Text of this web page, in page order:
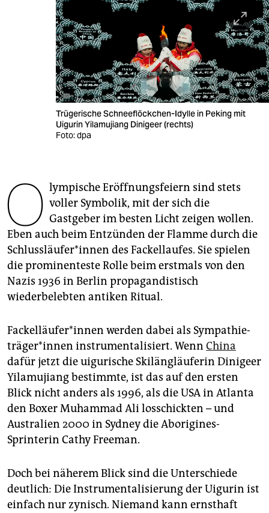
wahrheit
veranstaltungen
fragen & hilfe
abo
genossenschaft
epaper login
Trügerische Schneeflöckchen-Idylle in Peking mit
Uigurin Yilamujiang Dinigeer (rechts)
Foto: dpa
O lympische Eröffnungsfeiern sind stets
voller Symbolik, mit der sich die
Gastgeber im besten Licht zeigen wollen.
Eben auch beim Entzünden der Flamme durch die
Schluss­läu­fe­r*in­nen des Fackellaufes. Sie spielen
die prominenteste Rolle beim erstmals von den
Nazis 1936 in Berlin propagandistisch
wiederbelebten antiken Ritual.
Fa­ckel­läu­fe­r*in­nen werden dabei als Sym­pa­thie­
trä­ge­r*in­nen instrumentalisiert. Wenn China
dafür jetzt die uigurische Skilängläuferin Dinigeer
Yilamujiang bestimmte, ist das auf den ersten
Blick nicht anders als 1996, als die USA in Atlanta
den Boxer Muhammad Ali losschickten – und
Australien 2000 in Sydney die Aborigines-
Sprinterin Cathy Freeman.
Doch bei näherem Blick sind die Unterschiede
deutlich: Die Instrumentalisierung der Uigurin ist
einfach nur zynisch. Niemand kann ernsthaft